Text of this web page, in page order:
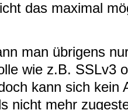
das maximal
man übrigens
wie z.B. SSLv3
kann sich kein
nicht mehr